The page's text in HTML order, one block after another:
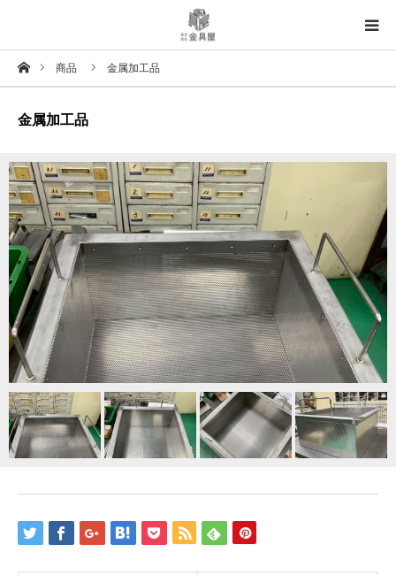
ホーム商品 金属加工品
金属加工品
TOP
事例集TOP
材料別
用途別
加工別
処理別